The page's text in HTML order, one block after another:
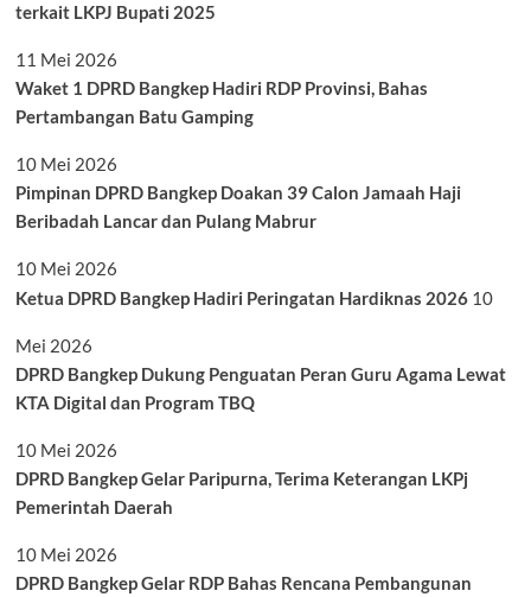
terkait LKPJ Bupati 2025
11 Mei 2026
Waket 1 DPRD Bangkep Hadiri RDP Provinsi, Bahas
Pertambangan Batu Gamping
10 Mei 2026
Pimpinan DPRD Bangkep Doakan 39 Calon Jamaah Haji
Beribadah Lancar dan Pulang Mabrur
10 Mei 2026
Ketua DPRD Bangkep Hadiri Peringatan Hardiknas 2026 10
Mei 2026
DPRD Bangkep Dukung Penguatan Peran Guru Agama Lewat
KTA Digital dan Program TBQ
10 Mei 2026
DPRD Bangkep Gelar Paripurna, Terima Keterangan LKPj
Pemerintah Daerah
10 Mei 2026
DPRD Bangkep Gelar RDP Bahas Rencana Pembangunan